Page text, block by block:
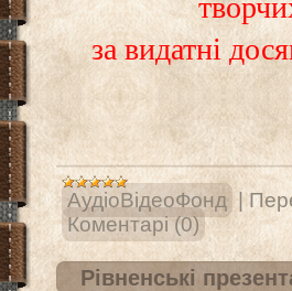
за видатні
АудіоВідеоФонд |
Коментарі (0)
Рівненські